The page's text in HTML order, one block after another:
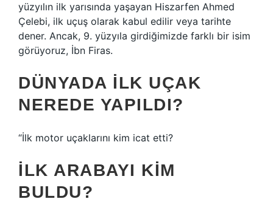
yüzyılın ilk yarısında yaşayan Hiszarfen Ahmed
Çelebi, ilk uçuş olarak kabul edilir veya tarihte
dener. Ancak, 9. yüzyıla girdiğimizde farklı bir isim
görüyoruz, İbn Firas.
DÜNYADA ILK UÇAK
NEREDE YAPILDI?
“İlk motor uçaklarını kim icat etti?
İLK ARABAYI KIM
BULDU?